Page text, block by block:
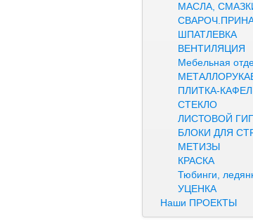
МАСЛА,
ШПАТЛЕВКА
ВЕНТИЛЯЦИЯ
Мебельная
ПЛИТКА-
СТЕКЛО
ЛИСТОВОЙ
БЛОКИ ДЛЯ
МЕТИЗЫ
КРАСКА
Тюбинги,
УЦЕНКА
Наши ПРОЕКТЫ